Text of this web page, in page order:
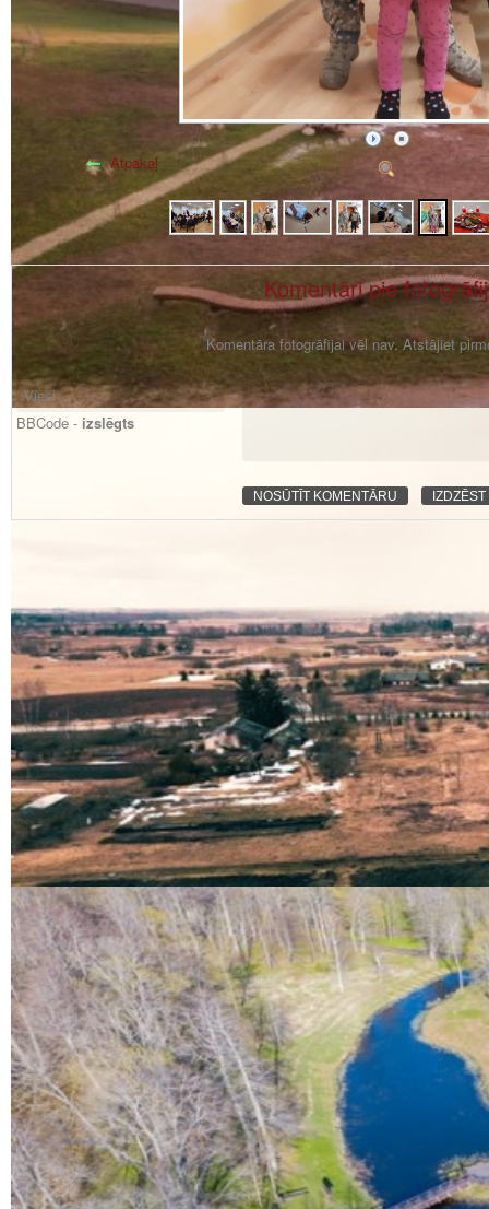
Atpakaļ
Komentāri pie
Komentāra fotogrāfijai vēl nav. Atstājiet
BBCode - izslēgts